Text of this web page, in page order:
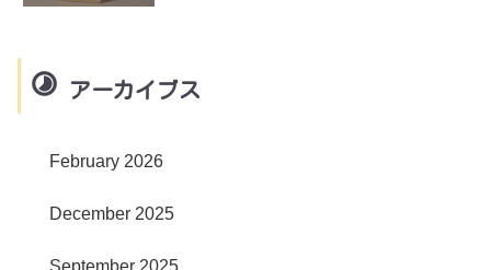
アーカイブス
February 2026
December 2025
September 2025